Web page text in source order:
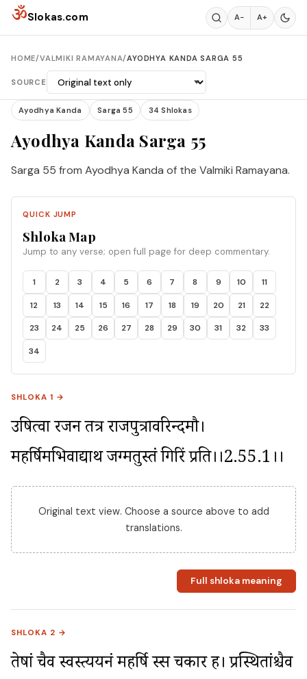
Skip to content
ॐSlokas.com A− A+
HOME/VALMIKI RAMAYANA/AYODHYA KANDA SARGA 55
SOURCE
Ayodhya Kanda Sarga 55 34 Shlokas
Ayodhya Kanda Sarga 55
Sarga 55 from Ayodhya Kanda of the Valmiki Ramayana.
QUICK JUMP
Shloka Map
Jump to any verse; open full page for deep commentary.
1 2 3 4 5 6 7 8 9 10 11
12 13 14 15 16 17 18 19 20 21 22
23 24 25 26 27 28 29 30 31 32 33
34
SHLOKA 1 →
उषित्वा रजनीं तत्र राजपुत्रावरिन्दमौ।
महर्षिमभिवाद्याथ जग्मतुस्तं गिरिं प्रति।।2.55.1।।
Original text view. Choose a source above to add
translations.
Full shloka meaning
SHLOKA 2 →
तेषां चैव स्वस्त्ययनं महर्षि स्स चकार ह। प्रस्थितांश्चैव